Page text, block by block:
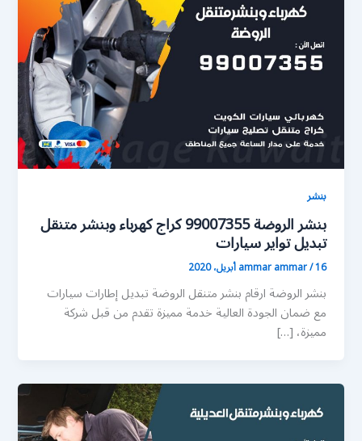
بنشر
بنشر الروضة 99007355 كراج كهرباء وبنشر متنقل
تبديل تواير سيارات
ammar ammar/16 أبريل، 2020
بنشر الروضة ارقام بنشر متنقل الروضة تبديل إطارات سيارات
مع ضمان الجودة العالية خدمة مميزة تقدم من قبل شركة
مميزة، […]